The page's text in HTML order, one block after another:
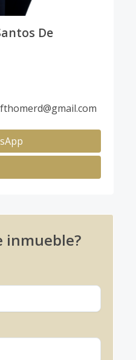
De
inmueble?